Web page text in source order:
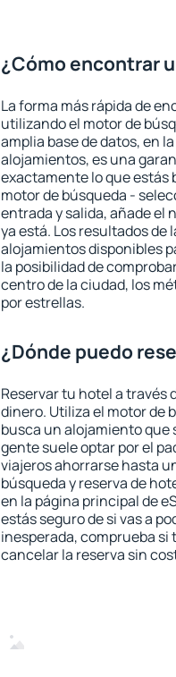
¿Cómo encontrar
La forma más rápida de
utilizando el motor de
amplia base de datos, en
alojamientos, es una
exactamente lo que estás
motor de búsqueda -
entrada y salida, añade el
ya está. Los resultados
alojamientos disponibles
la posibilidad de
centro de la ciudad, los
por estrellas.
¿Dónde puedo
Reservar tu hotel a través
dinero. Utiliza el motor de
busca un alojamiento que
gente suele optar por el
viajeros ahorrarse hasta
búsqueda y reserva de
en la página principal de
estás seguro de si vas a
inesperada, comprueba
cancelar la reserva sin